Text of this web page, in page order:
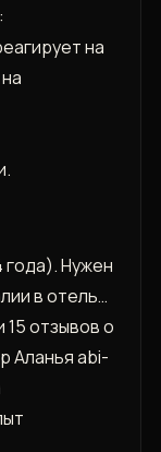
на
Нужен
в отель…
15 отзывов о
Аланья abi-